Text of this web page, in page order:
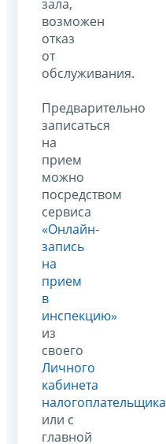
зала,
возможен
отказ
от
обслуживания.
Предварительно
записаться
на
прием
можно
посредством
сервиса
«Онлайн-
запись
на
прием
в
инспекцию»
из
своего
Личного
кабинета
налогоплательщика
или с
главной